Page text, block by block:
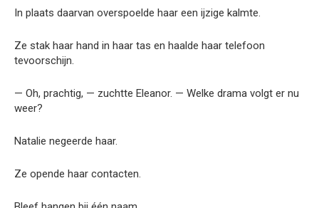
In plaats daarvan overspoelde haar een ijzige kalmte.
Ze stak haar hand in haar tas en haalde haar telefoon
tevoorschijn.
— Oh, prachtig, — zuchtte Eleanor. — Welke drama volgt er nu
weer?
Natalie negeerde haar.
Ze opende haar contacten.